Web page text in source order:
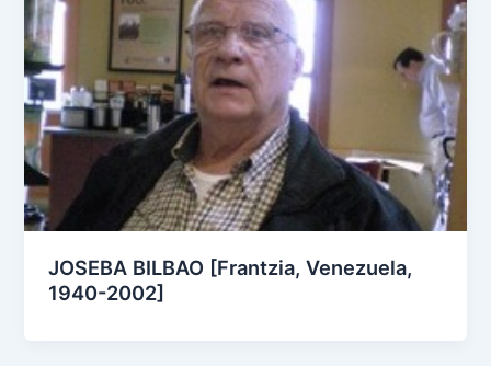
JOSEBA BILBAO [Frantzia, Venezuela,
1940-2002]